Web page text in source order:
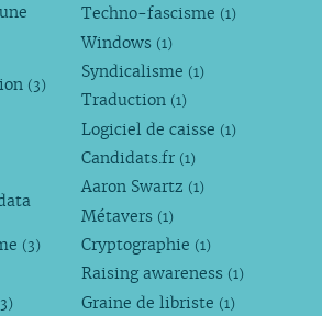
(3)
(3)
Techno-fascisme (1)
Windows (1)
Syndicalisme (1)
Traduction (1)
Logiciel de caisse (1)
Candidats.fr (1)
Aaron Swartz (1)
Métavers (1)
Cryptographie (1)
Raising awareness (1)
Graine de libriste (1)